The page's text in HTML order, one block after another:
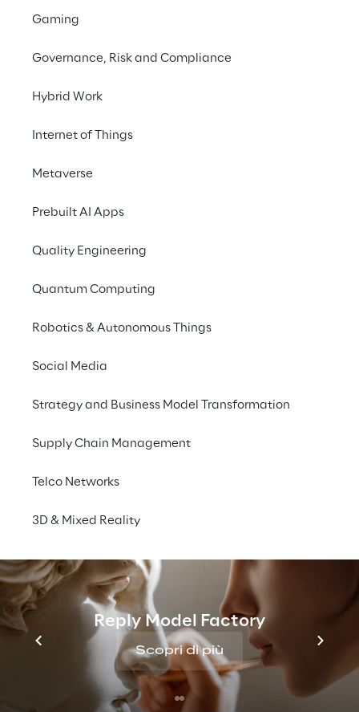
Gaming
Governance, Risk and Compliance
Hybrid Work
Internet of Things
Metaverse
Prebuilt AI Apps
Quality Engineering
Quantum Computing
Robotics & Autonomous Things
Social Media
Strategy and Business Model Transformation
Supply Chain Management
Telco Networks
3D & Mixed Reality
Reply Model Factory
Scopri di più
30 giugno 2020
Live Event - 09:00 - 17:15 CEST